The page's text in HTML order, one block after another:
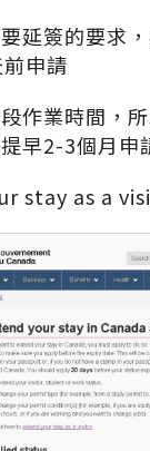
延簽的要求
申請
作業時間，
早2-3個月申
stay as a